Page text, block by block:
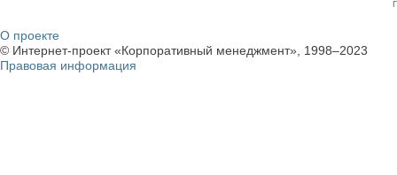
О проекте
© Интернет-проект «Корпоративный менеджмент», 1998–2023
Правовая информация